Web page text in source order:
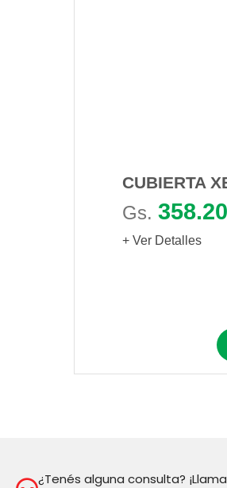
CUBIERTA
Gs.
+ Ver Detalles
¿Tenés alguna consulta?